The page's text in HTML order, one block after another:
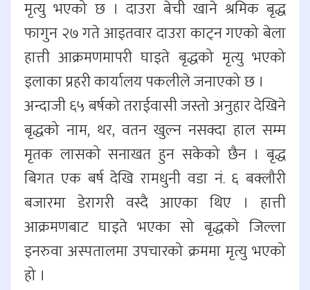
मृत्यु भएको छ । दाउरा बेची खाने श्रमिक बृद्ध
फागुन २७ गते आइतवार दाउरा काट्न गएको बेला
हात्ती आक्रमणमापरी घाइते बृद्धको मृत्यु भएको
इलाका प्रहरी कार्यालय पकलीले जनाएको छ ।
अन्दाजी ६५ बर्षको तराईवासी जस्तो अनुहार देखिने
बृद्धको नाम, थर, वतन खुल्न नसक्दा हाल सम्म
मृतक लासको सनाखत हुन सकेको छैन । बृद्ध
बिगत एक बर्ष देखि रामधुनी वडा नं. ६ बक्लौरी
बजारमा डेरागरी वस्दै आएका थिए । हात्ती
आक्रमणबाट घाइते भएका सो बृद्धको जिल्ला
इनरुवा अस्पतालमा उपचारको क्रममा मृत्यु भएको
हो ।